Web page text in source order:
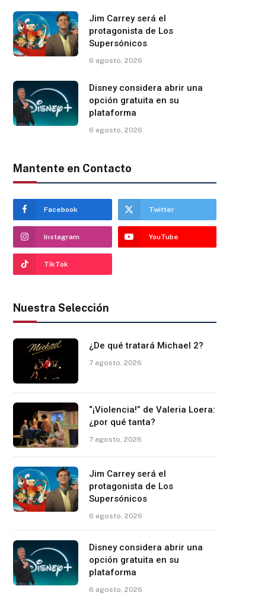
Jim Carrey será el
protagonista de Los
Supersónicos
6 agosto, 2026
Disney considera abrir una
opción gratuita en su
plataforma
6 agosto, 2026
Mantente en Contacto
Facebook Twitter
Instagram YouTube
TikTok
Nuestra Selección
¿De qué tratará Michael 2?
7 agosto, 2026
“¡Violencia!” de Valeria Loera:
¿por qué tanta?
7 agosto, 2026
Jim Carrey será el
protagonista de Los
Supersónicos
6 agosto, 2026
Disney considera abrir una
opción gratuita en su
plataforma
6 agosto, 2026